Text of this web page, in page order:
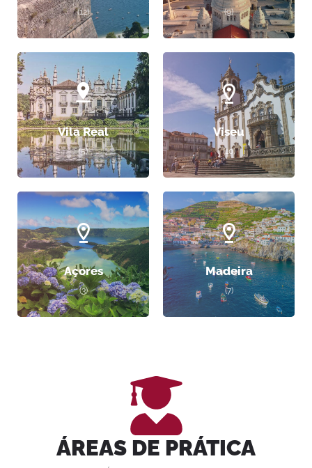
(12) (9)
Vila Real
(5)
Viseu
(10)
Açores
(3)
Madeira
(7)
ÁREAS DE PRÁTICA